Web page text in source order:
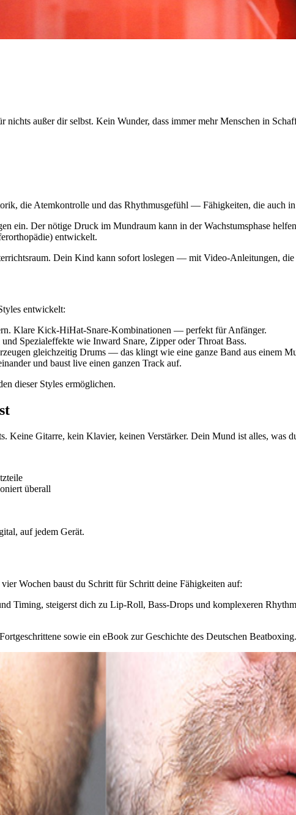
außer dir selbst. Kein Wunder, dass immer mehr Menschen in
die Atemkontrolle und das Rhythmusgefühl — Fähigkeiten, die auch
ein. Der nötige Druck im Mundraum kann in der Wachstumsphase
entwickelt.
Dein Kind kann sofort loslegen — mit Video-Anleitungen,
entwickelt:
Klare Kick-HiHat-Snare-Kombinationen — perfekt für Anfänger.
Spezialeffekte wie Inward Snare, Zipper oder Throat Bass.
gleichzeitig Drums — das klingt wie eine ganze Band aus einem
und baust live einen ganzen Track auf.
dieser Styles ermöglichen.
Keine Gitarre, kein Klavier, keinen Verstärker. Dein Mund ist alles, was
überall
auf jedem Gerät.
Wochen baust du Schritt für Schritt deine Fähigkeiten auf:
Timing, steigerst dich zu Lip-Roll, Bass-Drops und komplexeren
sowie ein eBook zur Geschichte des Deutschen